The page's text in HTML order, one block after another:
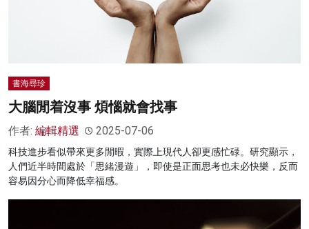
書海尋珍
大腦閒着沒事 煩惱就會找事
作者: 編輯精選 2025-07-06
科技進步看似帶來更多閒暇，實際上現代人卻更感忙碌。研究顯示，
人們近半時間處於「思緒漫遊」，即使是正面思考也未必快樂，反而
容易因分心而降低幸福感。